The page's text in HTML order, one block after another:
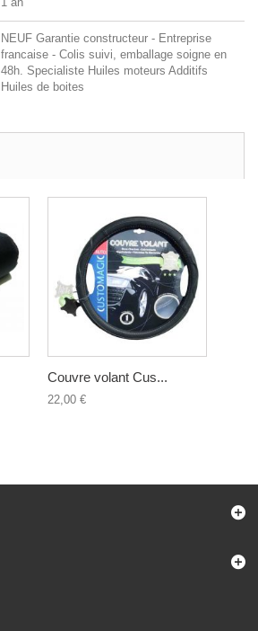
NEUF Garantie constructeur - Entreprise
francaise - Colis suivi, emballage soigne en
48h. Specialiste Huiles moteurs Additifs
Huiles de boites
Couvre volant Cus...
22,00 €